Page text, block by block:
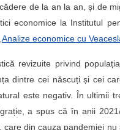
de la an la an, și de
economice la Institutul
Analize economice cu
revizuite privind
dintre cei născuți și cei
este negativ. În ultimii
a spus că în anii
din cauza pandemiei